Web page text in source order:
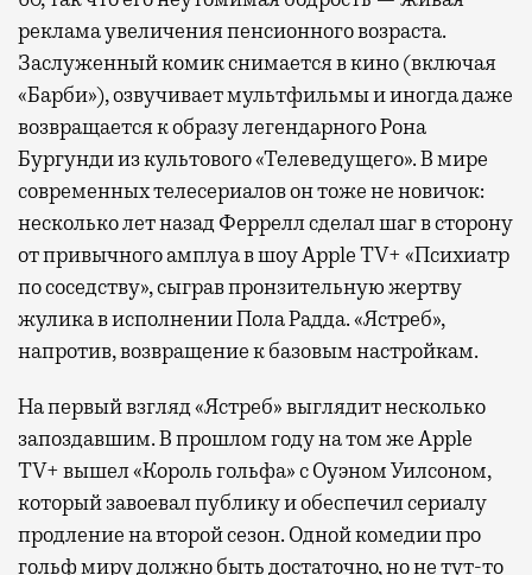
реклама увеличения пенсионного возраста.
Заслуженный комик снимается в кино (включая
«Барби»), озвучивает мультфильмы и иногда даже
возвращается к образу легендарного Рона
Бургунди из культового «Телеведущего». В мире
современных телесериалов он тоже не новичок:
несколько лет назад Феррелл сделал шаг в сторону
от привычного амплуа в шоу Apple TV+ «Психиатр
по соседству», сыграв пронзительную жертву
жулика в исполнении Пола Радда. «Ястреб»,
напротив, возвращение к базовым настройкам.
На первый взгляд «Ястреб» выглядит несколько
запоздавшим. В прошлом году на том же Apple
TV+ вышел «Король гольфа» с Оуэном Уилсоном,
который завоевал публику и обеспечил сериалу
продление на второй сезон. Одной комедии про
гольф миру должно быть достаточно, но не тут-то